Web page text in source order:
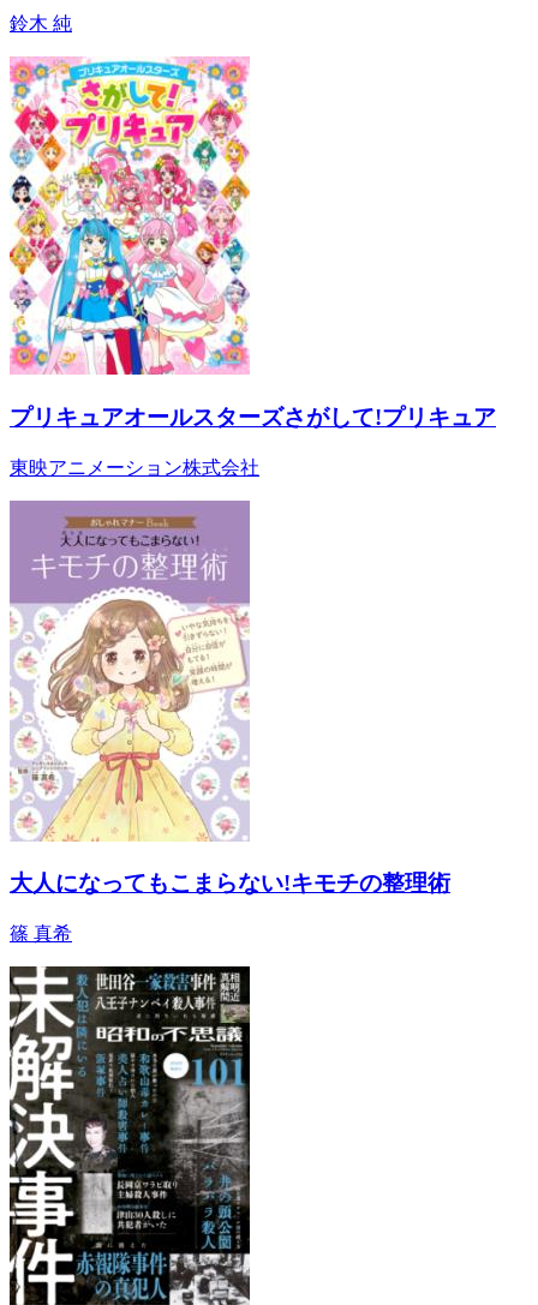
鈴木 純
プリキュアオールスターズさがして!プリキュア
東映アニメーション株式会社
大人になってもこまらない!キモチの整理術
篠 真希